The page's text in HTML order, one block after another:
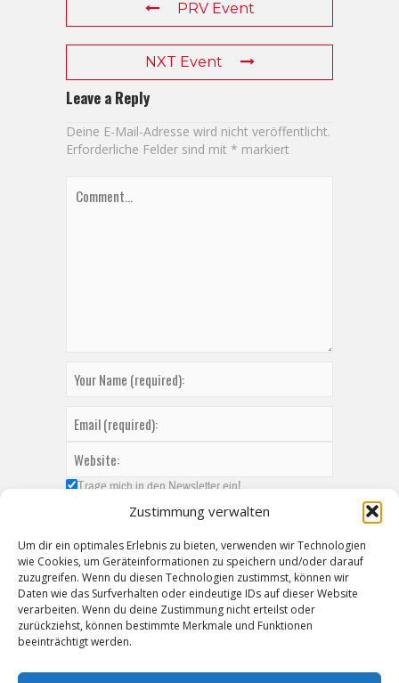
Zustimmung verwalten
Um dir ein optimales Erlebnis zu bieten, verwenden wir Technologien
wie Cookies, um Geräteinformationen zu speichern und/oder darauf
zuzugreifen. Wenn du diesen Technologien zustimmst, können wir
Daten wie das Surfverhalten oder eindeutige IDs auf dieser Website
verarbeiten. Wenn du deine Zustimmung nicht erteilst oder
zurückziehst, können bestimmte Merkmale und Funktionen
beeinträchtigt werden.
PRV Event
NXT Event
Leave a Reply
Deine E-Mail-Adresse wird nicht veröffentlicht.
Erforderliche Felder sind mit * markiert
Trage mich in den Newsletter ein!